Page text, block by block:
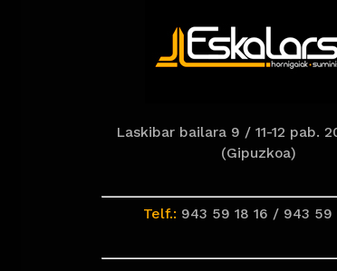
Laskibar bailara 9 / 11-12 pab.
(Gipuzkoa)
Telf.: 943 59 18 16 / 943 59